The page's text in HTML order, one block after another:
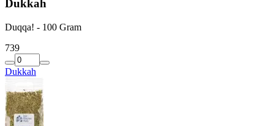
Dukkah
Duqqa! - 100 Gram
739
Dukkah